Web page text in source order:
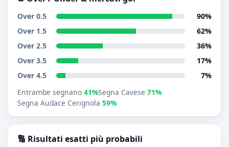
Over 0.5
90%
Over 1.5
62%
Over 2.5
36%
Over 3.5
17%
Over 4.5
7%
Entrambe segnano 41%Segna Cavese 71%
Segna Audace Cerignola 59%
🔢 Risultati esatti più probabili